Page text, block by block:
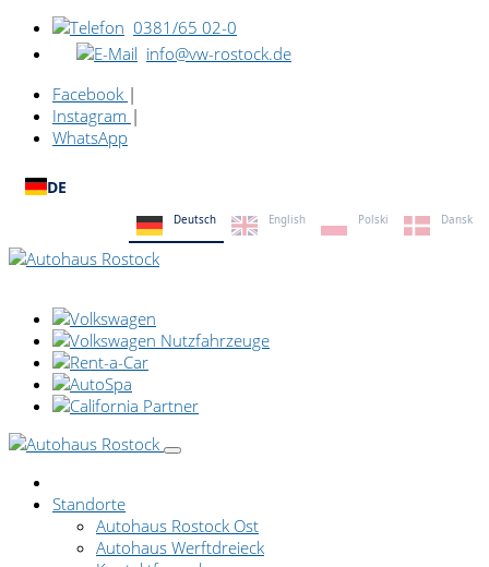
0381/65 02-0
info@vw-rostock.de
Facebook |
Instagram |
WhatsApp
DE
Deutsch English Polski Dansk
Standorte
Autohaus Rostock Ost
Autohaus Werftdreieck